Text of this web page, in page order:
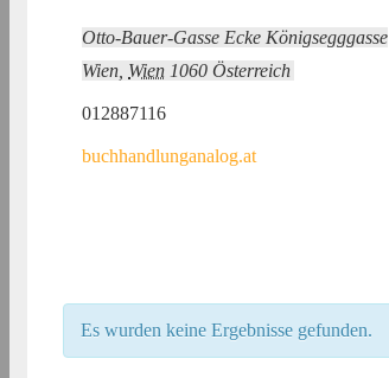
Otto-Bauer-Gasse Ecke Königsegggasse
Wien Wien 1060 Österreich
012887116
buchhandlunganalog.at
Es wurden keine Ergebnisse gefunden.